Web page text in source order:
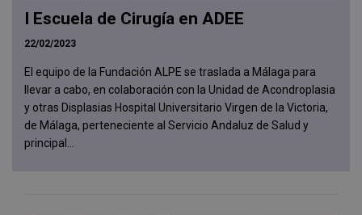
I Escuela de Cirugía en ADEE
22/02/2023
El equipo de la Fundación ALPE se traslada a Málaga para
llevar a cabo, en colaboración con la Unidad de Acondroplasia
y otras Displasias Hospital Universitario Virgen de la Victoria,
de Málaga, perteneciente al Servicio Andaluz de Salud y
principal...